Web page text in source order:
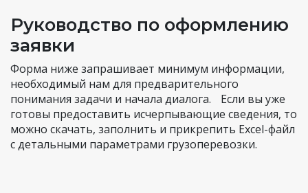
Руководство по оформлению
заявки
Форма ниже запрашивает минимум информации,
необходимый нам для предварительного
понимания задачи и начала диалога. Если вы уже
готовы предоставить исчерпывающие сведения, то
можно скачать, заполнить и прикрепить Excel-файл
с детальными параметрами грузоперевозки.